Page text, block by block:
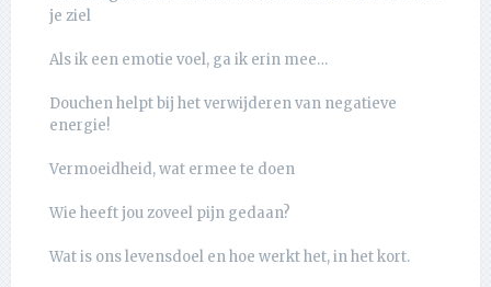
je ziel
Als ik een emotie voel, ga ik erin mee…
Douchen helpt bij het verwijderen van negatieve
energie!
Vermoeidheid, wat ermee te doen
Wie heeft jou zoveel pijn gedaan?
Wat is ons levensdoel en hoe werkt het, in het kort.